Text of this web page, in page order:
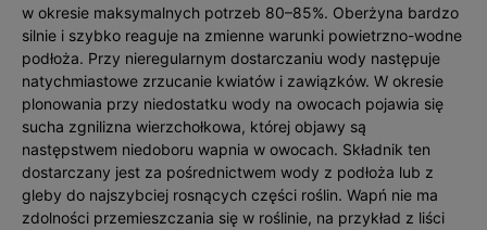
w okresie maksymalnych potrzeb 80–85%. Oberżyna bardzo
silnie i szybko reaguje na zmienne warunki powietrzno-wodne
podłoża. Przy nieregularnym dostarczaniu wody następuje
natychmiastowe zrzucanie kwiatów i zawiązków. W okresie
plonowania przy niedostatku wody na owocach pojawia się
sucha zgnilizna wierzchołkowa, której objawy są
następstwem niedoboru wapnia w owocach. Składnik ten
dostarczany jest za pośrednictwem wody z podłoża lub z
gleby do najszybciej rosnących części roślin. Wapń nie ma
zdolności przemieszczania się w roślinie, na przykład z liści